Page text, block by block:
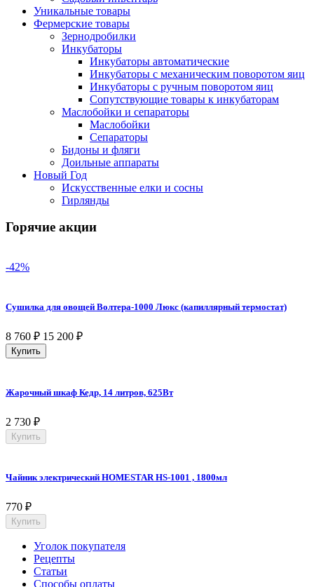
Уникальные товары
Фермерские товары
Зернодробилки
Инкубаторы
Инкубаторы автоматические
Инкубаторы с механическим поворотом яиц
Инкубаторы с ручным поворотом яиц
Сопутствующие товары к инкубаторам
Маслобойки и сепараторы
Маслобойки
Сепараторы
Бидоны и фляги
Доильные аппараты
Новый Год
Искусственные елки и сосны
Гирлянды
Горячие акции
-42%
Сушилка для овощей Волтера-1000 Люкс (капиллярный термостат)
8 760 ₽ 15 200 ₽
Купить
Жарочный шкаф Кедр, 14 литров, 625Вт
2 730 ₽
Купить
Чайник электрический HOMESTAR HS-1001 , 1800мл
770 ₽
Купить
Уголок покупателя
Рецепты
Статьи
Способы оплаты